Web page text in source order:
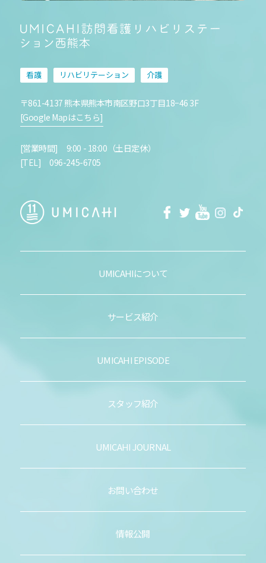
看護 リハビリテーション 介護
〒861-4137 熊本県熊本市南区野口3丁目18−46 3F
[Google Mapはこちら]
[営業時間] 9:00 - 18:00（土日定休）
[TEL] 096-245-6705
facebookTwitterYoutube
UMICAHIについて
サービス紹介
UMICAHI EPISODE
スタッフ紹介
UMICAHI JOURNAL
お問い合わせ
情報公開